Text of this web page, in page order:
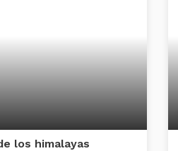
los himalayas